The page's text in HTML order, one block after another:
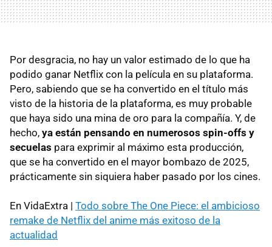
Por desgracia, no hay un valor estimado de lo que ha
podido ganar Netflix con la película en su plataforma.
Pero, sabiendo que se ha convertido en el título más
visto de la historia de la plataforma, es muy probable
que haya sido una mina de oro para la compañía. Y, de
hecho, ya están pensando en numerosos spin-offs y
secuelas para exprimir al máximo esta producción,
que se ha convertido en el mayor bombazo de 2025,
prácticamente sin siquiera haber pasado por los cines.
En VidaExtra | Todo sobre The One Piece: el ambicioso
remake de Netflix del anime más exitoso de la
actualidad